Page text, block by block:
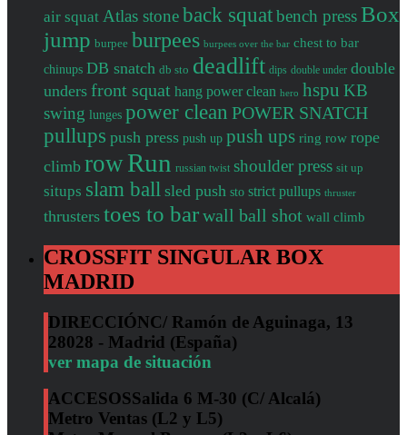
air squat Atlas stoneback squat bench press Box
jump burpee burpees burpees over the bar chest to bar
chinups DB snatch db sto deadlift dips double under double
unders front squat hang power clean hero hspu KB
swing lunges power clean POWER SNATCH
pullups push press push up push ups ring row rope
climb rowRun russian twist shoulder press sit up
situps slam ball sled push sto strict pullups thruster
thrusters toes to barwall ball shot wall climb
CROSSFIT SINGULAR BOX
MADRID
DIRECCIÓNC/ Ramón de Aguinaga, 13
28028 - Madrid (España)
ver mapa de situación
ACCESOSSalida 6 M-30 (C/ Alcalá)
Metro Ventas (L2 y L5)